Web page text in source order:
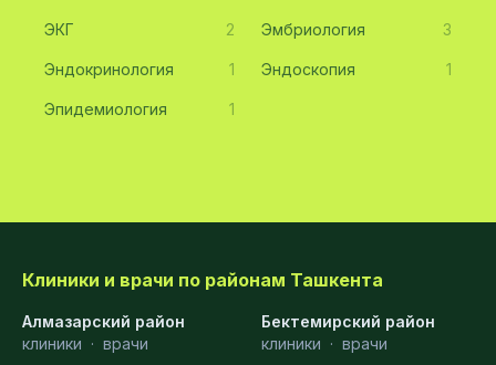
ЭКГ 2 Эмбриология 3
Эндокринология 1 Эндоскопия 1
Эпидемиология 1
Клиники и врачи по районам Ташкента
Алмазарский район
клиники · врачи
Бектемирский район
клиники · врачи